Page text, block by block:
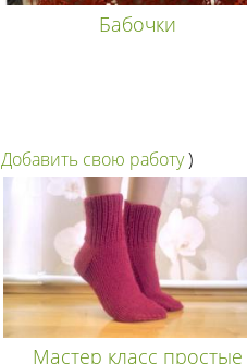
Бабочки
Добавить свою работу)
Мастер класс простые